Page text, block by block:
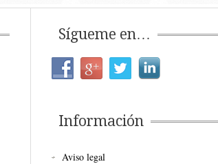
Sígueme en…
Información
Aviso legal